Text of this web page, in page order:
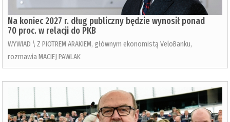
Na koniec 2027 r. dług publiczny będzie wynosił ponad
70 proc. w relacji do PKB
WYWIAD \ Z PIOTREM ARAKIEM, głównym ekonomistą VeloBanku,
rozmawia MACIEJ PAWLAK